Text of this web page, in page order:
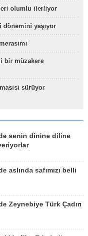
olumlu ilerliyor
yaşıyor
bir müzakere
sürüyor
senin dinine diline
aslında safımızı belli
Zeynebiye Türk Çadırı